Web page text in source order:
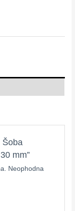
Šoba
mm”
Neophodna